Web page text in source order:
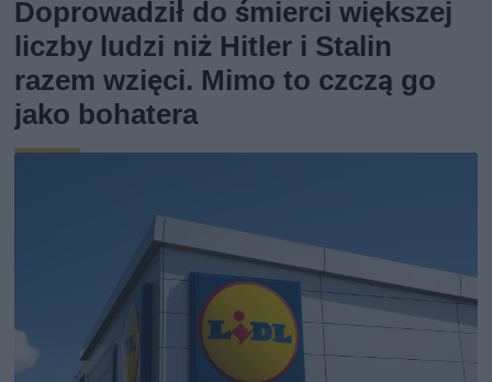
Doprowadził do śmierci większej
liczby ludzi niż Hitler i Stalin
razem wzięci. Mimo to czczą go
jako bohatera